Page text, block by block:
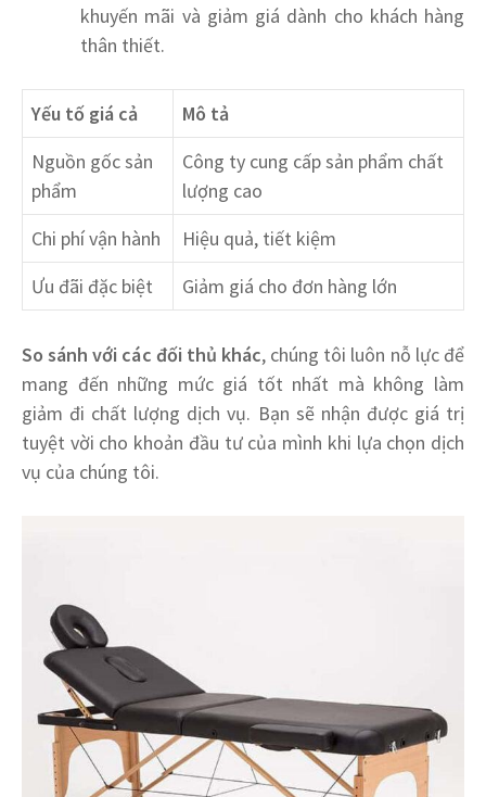
khuyến mãi và giảm giá dành cho khách hàng
thân thiết.
Yếu tố giá cả
Mô tả
Nguồn gốc sản
phẩm
Công ty cung cấp sản phẩm chất
lượng cao
Chi phí vận hành
Hiệu quả, tiết kiệm
Ưu đãi đặc biệt
Giảm giá cho đơn hàng lớn
So sánh với các đối thủ khác, chúng tôi luôn nỗ lực để
mang đến những mức giá tốt nhất mà không làm
giảm đi chất lượng dịch vụ. Bạn sẽ nhận được giá trị
tuyệt vời cho khoản đầu tư của mình khi lựa chọn dịch
vụ của chúng tôi.